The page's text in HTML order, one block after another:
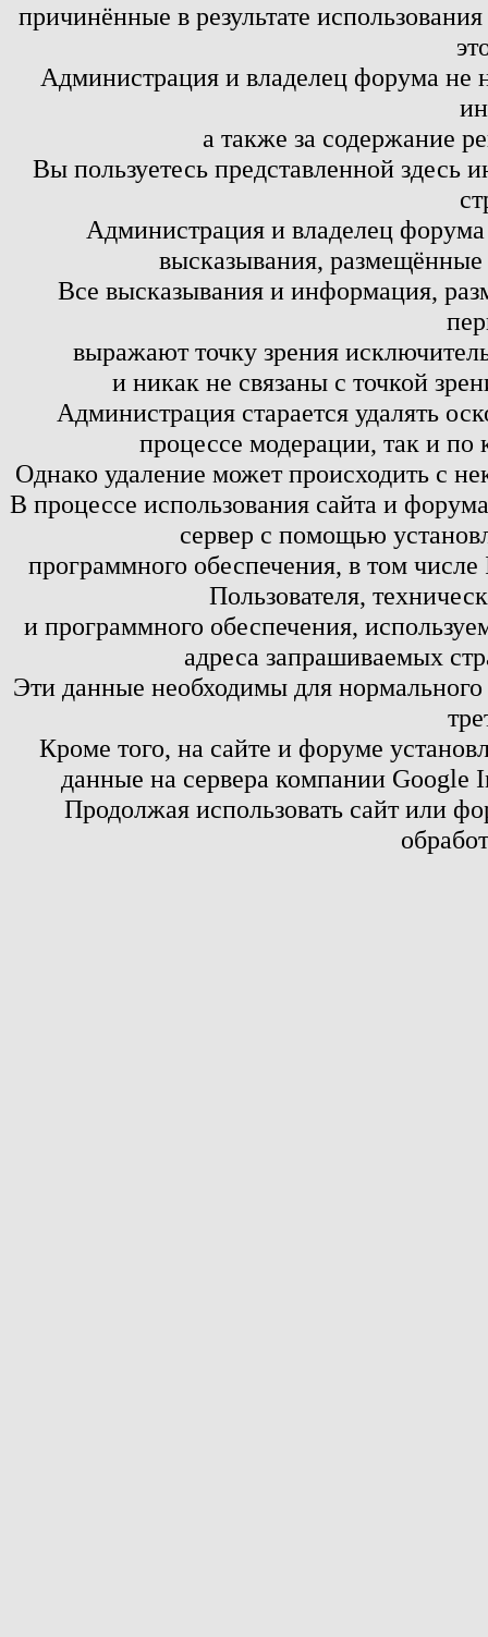
причинённые в результате
Администрация и владелец форума не
а также за содержание
Вы пользуетесь представленной здесь
Администрация и владелец
высказывания,
Все высказывания и информация,
выражают точку зрения
и никак не связаны с точкой
Администрация старается удалять
процессе модерации, так и по
Однако удаление может происходить с
В процессе использования сайта и
сервер с помощью
программного обеспечения, в том
Пользователя,
и программного обеспечения,
адреса запрашиваемых
Эти данные необходимы для
Кроме того, на сайте и форуме
данные на сервера компании
Продолжая использовать сайт или